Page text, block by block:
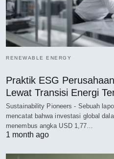
RENEWABLE ENERGY
Praktik ESG
Lewat Transisi Energi
Sustainability Pioneers - Sebuah
mencatat bahwa investasi global
menembus angka USD 1,77…
1 month ago